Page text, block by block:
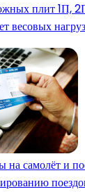
плит 1П,
весовых
самолёт и